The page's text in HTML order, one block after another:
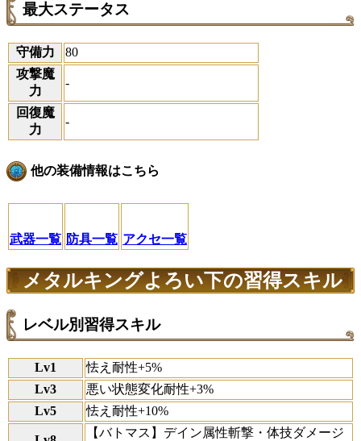
最大ステータス
守備力
80
攻撃魔
力
-
回復魔
力
-
他の装備情報はこちら
武器一覧 防具一覧 アクセ一覧
メタルキングよろい下の習得スキル
レベル別習得スキル
Lv1
怯え耐性+5%
Lv3
悪い状態変化耐性+3%
Lv5
怯え耐性+10%
【バトマス】デイン属性斬撃・体技ダメージ